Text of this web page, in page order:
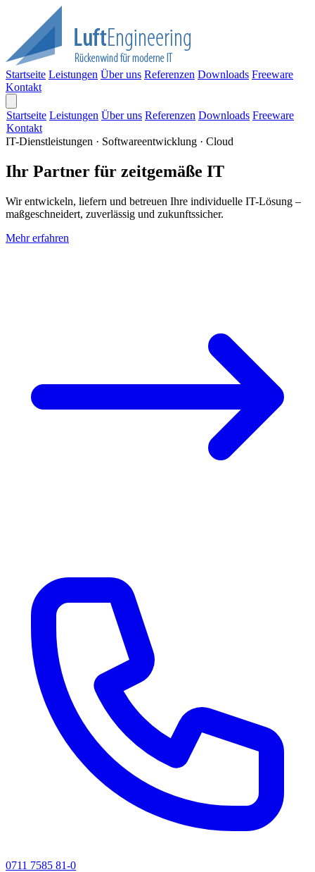
Startseite Leistungen Über uns Referenzen Downloads Freeware
Kontakt
Startseite Leistungen Über uns Referenzen Downloads Freeware
Kontakt
IT-Dienstleistungen · Softwareentwicklung · Cloud
Ihr Partner für zeitgemäße IT
Wir entwickeln, liefern und betreuen Ihre individuelle IT-Lösung –
maßgeschneidert, zuverlässig und zukunftssicher.
Mehr erfahren
0711 7585 81-0